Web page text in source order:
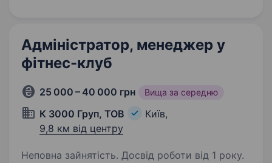
Адміністратор, менеджер у
фітнес-клуб
25 000 – 40 000 грн Вища за середню
К 3000 Груп, ТОВ
Київ,
9,8 км від центру
Неповна зайнятість. Досвід роботи від 1 року.